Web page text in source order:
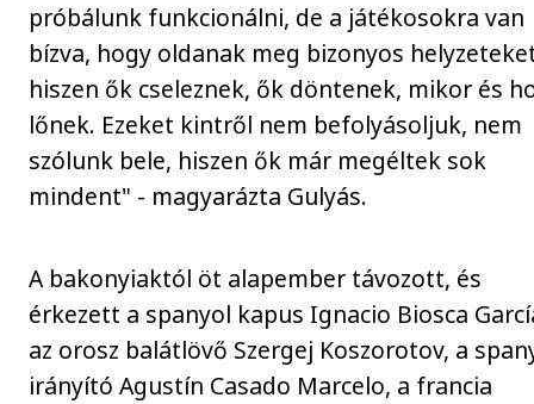
próbálunk funkcionálni, de a játékosokra van
bízva, hogy oldanak meg bizonyos
hiszen ők cseleznek, ők döntenek, mikor és
lőnek. Ezeket kintről nem befolyásoljuk, nem
szólunk bele, hiszen ők már megéltek sok
mindent" - magyarázta Gulyás.
A bakonyiaktól öt alapember távozott, és
érkezett a spanyol kapus Ignacio Biosca
az orosz balátlövő Szergej Koszorotov, a
irányító Agustín Casado Marcelo, a francia